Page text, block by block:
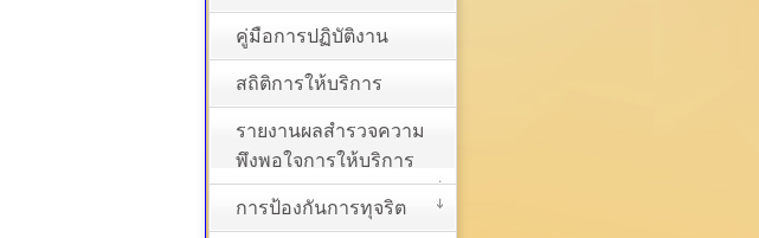
คู่มือการปฏิบัติงาน
สถิติการให้บริการ
รายงานผลสำรวจความ
พึงพอใจการให้บริการ
การป้องกันการทุจริต